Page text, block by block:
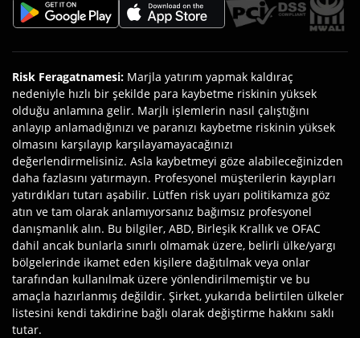
Risk Feragatnamesi: Marjla yatırım yapmak kaldıraç
nedeniyle hızlı bir şekilde para kaybetme riskinin yüksek
olduğu anlamına gelir. Marjlı işlemlerin nasıl çalıştığını
anlayıp anlamadığınızı ve paranızı kaybetme riskinin yüksek
olmasını karşılayıp karşılayamayacağınızı
değerlendirmelisiniz. Asla kaybetmeyi göze alabileceğinizden
daha fazlasını yatırmayın. Profesyonel müşterilerin kayıpları
yatırdıkları tutarı aşabilir. Lütfen risk uyarı politikamıza göz
atın ve tam olarak anlamıyorsanız bağımsız profesyonel
danışmanlık alın. Bu bilgiler, ABD, Birleşik Krallık ve OFAC
dahil ancak bunlarla sınırlı olmamak üzere, belirli ülke/yargı
bölgelerinde ikamet eden kişilere dağıtılmak veya onlar
tarafından kullanılmak üzere yönlendirilmemiştir ve bu
amaçla hazırlanmış değildir. Şirket, yukarıda belirtilen ülkeler
listesini kendi takdirine bağlı olarak değiştirme hakkını saklı
tutar.